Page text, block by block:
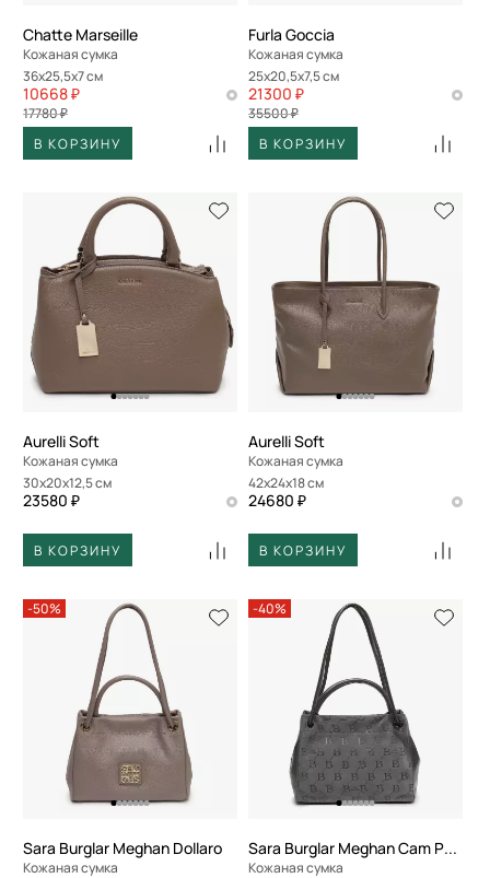
Chatte Marseille
Кожаная сумка
36x25,5x7 см
10668 ₽
17780 ₽
В КОРЗИНУ
Furla Goccia
Кожаная сумка
25x20,5x7,5 см
21300 ₽
35500 ₽
В КОРЗИНУ
Aurelli Soft
Кожаная сумка
30x20x12,5 см
23580 ₽
В КОРЗИНУ
Aurelli Soft
Кожаная сумка
42x24x18 см
24680 ₽
В КОРЗИНУ
-50%
Sara Burglar Meghan Dollaro
Кожаная сумка
-40%
Sara Burglar Meghan Cam Person
Кожаная сумка